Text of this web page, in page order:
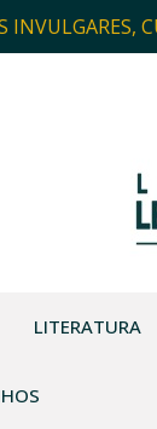
INVULGARES,
LITERATURA